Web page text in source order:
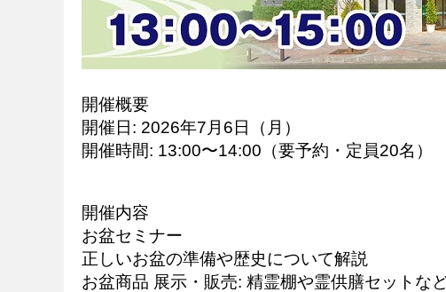
開催概要
開催日: 2026年7月6日（月）
開催時間: 13:00〜14:00（要予約・定員20名）
開催内容
お盆セミナー
正しいお盆の準備や歴史について解説
お盆商品 展示・販売: 精霊棚や霊供膳セットな